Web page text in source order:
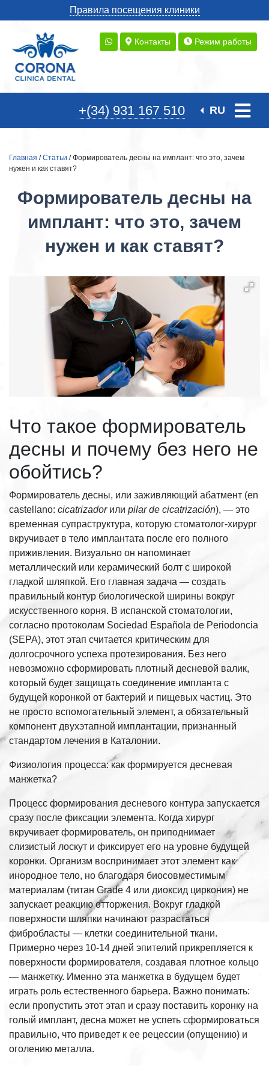
Правила посещения клиники
Контакты Режим работы
+(34) 931 167 510 RU
Главная /Статьи / Формирователь десны на имплант: что это, зачем
нужен и как ставят?
Формирователь десны на
имплант: что это, зачем
нужен и как ставят?
Что такое формирователь
десны и почему без него не
обойтись?
Формирователь десны, или заживляющий абатмент (en
castellano: cicatrizadorили pilar de cicatrización), — это
временная супраструктура, которую стоматолог-хирург
вкручивает в тело имплантата после его полного
приживления. Визуально он напоминает
металлический или керамический болт с широкой
гладкой шляпкой. Его главная задача — создать
правильный контур биологической ширины вокруг
искусственного корня. В испанской стоматологии,
согласно протоколам Sociedad Española de Periodoncia
(SEPA), этот этап считается критическим для
долгосрочного успеха протезирования. Без него
невозможно сформировать плотный десневой валик,
который будет защищать соединение импланта с
будущей коронкой от бактерий и пищевых частиц. Это
не просто вспомогательный элемент, а обязательный
компонент двухэтапной имплантации, признанный
стандартом лечения в Каталонии.
Физиология процесса: как формируется десневая
манжетка?
Процесс формирования десневого контура запускается
сразу после фиксации элемента. Когда хирург
вкручивает формирователь, он приподнимает
слизистый лоскут и фиксирует его на уровне будущей
коронки. Организм воспринимает этот элемент как
инородное тело, но благодаря биосовместимым
материалам (титан Grade 4 или диоксид циркония) не
запускает реакцию отторжения. Вокруг гладкой
поверхности шляпки начинают разрастаться
фибробласты — клетки соединительной ткани.
Примерно через 10-14 дней эпителий прикрепляется к
поверхности формирователя, создавая плотное кольцо
— манжетку. Именно эта манжетка в будущем будет
играть роль естественного барьера. Важно понимать:
если пропустить этот этап и сразу поставить коронку на
голый имплант, десна может не успеть сформироваться
правильно, что приведет к ее рецессии (опущению) и
оголению металла.